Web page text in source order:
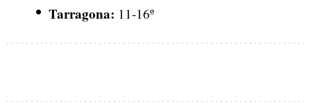
Tarragona: 11-16º